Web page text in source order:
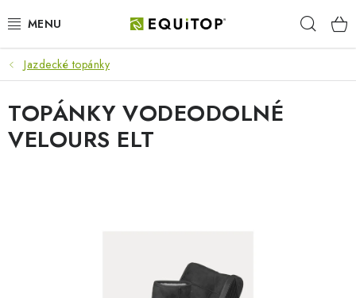
na
JAZDEC
KÔŇ
PONY
Jazdecké topánky
TOPÁNKY VODEODOLNÉ
VELOURS ELT